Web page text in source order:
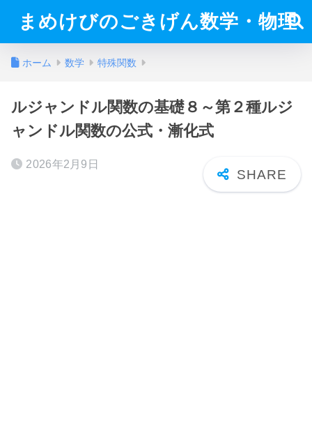
まめけびのごきげん数学・物理
ホーム 数学 特殊関数
ルジャンドル関数の基礎８～第２種ルジ
ャンドル関数の公式・漸化式
2026年2月9日